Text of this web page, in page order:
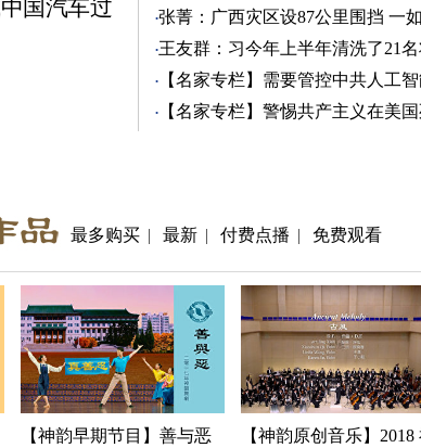
国汽车过
革命
图
张菁：广西灾区设87公里围挡 一
盖真相 图
王友群：习今年上半年清洗了21名
图
【名家专栏】需要管控中共人工
图
【名家专栏】警惕共产主义在美国
最多购买 | 最新 | 付费点播 | 免费观看
【神韵早期节目】善与恶
【神韵原创音乐】2018